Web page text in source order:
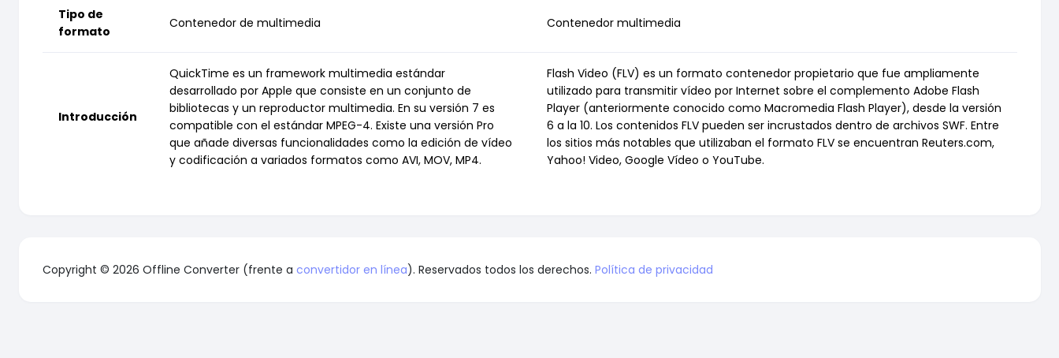
Tipo de
formato
Contenedor de multimedia Contenedor multimedia
Introducción
QuickTime es un framework multimedia estándar
desarrollado por Apple que consiste en un conjunto de
bibliotecas y un reproductor multimedia. En su versión 7 es
compatible con el estándar MPEG-4. Existe una versión Pro
que añade diversas funcionalidades como la edición de vídeo
y codificación a variados formatos como AVI, MOV, MP4.
Flash Video (FLV) es un formato contenedor propietario que fue ampliamente
utilizado para transmitir vídeo por Internet sobre el complemento Adobe Flash
Player (anteriormente conocido como Macromedia Flash Player), desde la versión
6 a la 10. Los contenidos FLV pueden ser incrustados dentro de archivos SWF. Entre
los sitios más notables que utilizaban el formato FLV se encuentran Reuters.com,
Yahoo! Video, Google Vídeo o YouTube.
Copyright © 2026 Offline Converter (frente a convertidor en línea). Reservados todos los derechos. Política de privacidad